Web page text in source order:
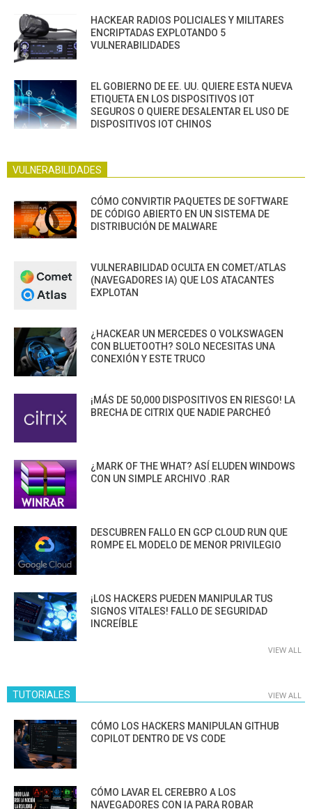
HACKEAR RADIOS POLICIALES Y MILITARES
ENCRIPTADAS EXPLOTANDO 5
VULNERABILIDADES
EL GOBIERNO DE EE. UU. QUIERE ESTA NUEVA
ETIQUETA EN LOS DISPOSITIVOS IOT
SEGUROS O QUIERE DESALENTAR EL USO DE
DISPOSITIVOS IOT CHINOS
VULNERABILIDADES
CÓMO CONVIRTIR PAQUETES DE SOFTWARE
DE CÓDIGO ABIERTO EN UN SISTEMA DE
DISTRIBUCIÓN DE MALWARE
VULNERABILIDAD OCULTA EN COMET/ATLAS
(NAVEGADORES IA) QUE LOS ATACANTES
EXPLOTAN
¿HACKEAR UN MERCEDES O VOLKSWAGEN
CON BLUETOOTH? SOLO NECESITAS UNA
CONEXIÓN Y ESTE TRUCO
¡MÁS DE 50,000 DISPOSITIVOS EN RIESGO! LA
BRECHA DE CITRIX QUE NADIE PARCHEÓ
¿MARK OF THE WHAT? ASÍ ELUDEN WINDOWS
CON UN SIMPLE ARCHIVO .RAR
DESCUBREN FALLO EN GCP CLOUD RUN QUE
ROMPE EL MODELO DE MENOR PRIVILEGIO
¡LOS HACKERS PUEDEN MANIPULAR TUS
SIGNOS VITALES! FALLO DE SEGURIDAD
INCREÍBLE
VIEW ALL
TUTORIALES VIEW ALL
CÓMO LOS HACKERS MANIPULAN GITHUB
COPILOT DENTRO DE VS CODE
CÓMO LAVAR EL CEREBRO A LOS
NAVEGADORES CON IA PARA ROBAR